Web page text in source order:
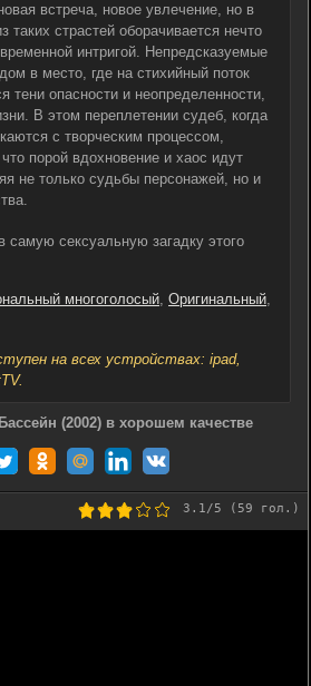
встреча, новое увлечение, но в
таких страстей оборачивается нечто
интригой. Непредсказуемые
в место, где на стихийный поток
тени опасности и неопределенности,
В этом переплетении судеб, когда
с творческим процессом,
порой вдохновение и хаос идут
не только судьбы персонажей, но и
самую сексуальную загадку этого
многоголосый, Оригинальный,
на всех устройствах: ipad,
(2002) в хорошем качестве
3.1/5 (59 гол.)